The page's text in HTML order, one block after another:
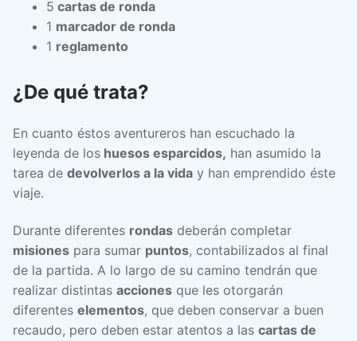
5 cartas de ronda
1 marcador de ronda
1 reglamento
¿De qué trata?
En cuanto éstos aventureros han escuchado la
leyenda de los huesos esparcidos, han asumido la
tarea de devolverlos a la vida y han emprendido éste
viaje.
Durante diferentes rondas deberán completar
misiones para sumar puntos, contabilizados al final
de la partida. A lo largo de su camino tendrán que
realizar distintas acciones que les otorgarán
diferentes elementos, que deben conservar a buen
recaudo, pero deben estar atentos a las cartas de